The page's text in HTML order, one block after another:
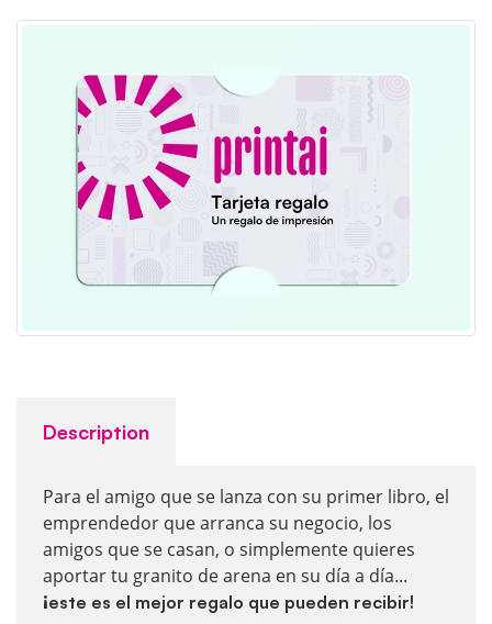
Description
Para el amigo que se lanza con su primer libro, el
emprendedor que arranca su negocio, los
amigos que se casan, o simplemente quieres
aportar tu granito de arena en su día a día...
¡este es el mejor regalo que pueden recibir!